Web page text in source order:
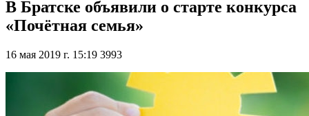
В Братске объявили о старте конкурса
«Почётная семья»
16 мая 2019 г. 15:19 3993